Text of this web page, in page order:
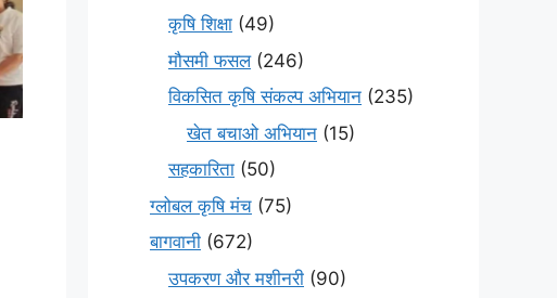
कृषि शिक्षा (49)
मौसमी फसल(246)
विकसित कृषि संकल्प अभियान (235)
खेत बचाओ अभियान (15)
सहकारिता (50)
ग्लोबल कृषि मंच (75)
बागवानी (672)
उपकरण और मशीनरी (90)